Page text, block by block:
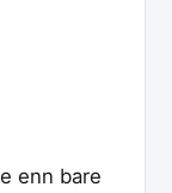
enn bare